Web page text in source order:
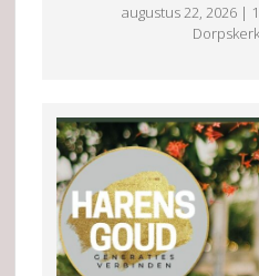
augustus 22, 2026 |